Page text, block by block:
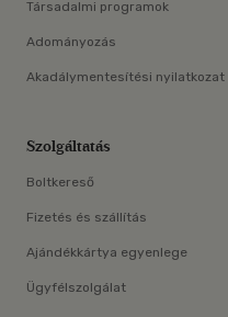
Társadalmi programok
Adományozás
Akadálymentesítési nyilatkozat
Szolgáltatás
Boltkereső
Fizetés és szállítás
Ajándékkártya egyenlege
Ügyfélszolgálat